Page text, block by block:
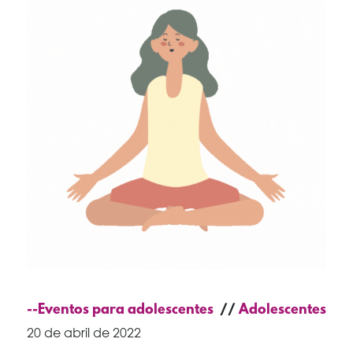
--Eventos para adolescentes
Adolescentes
20 de abril de 2022